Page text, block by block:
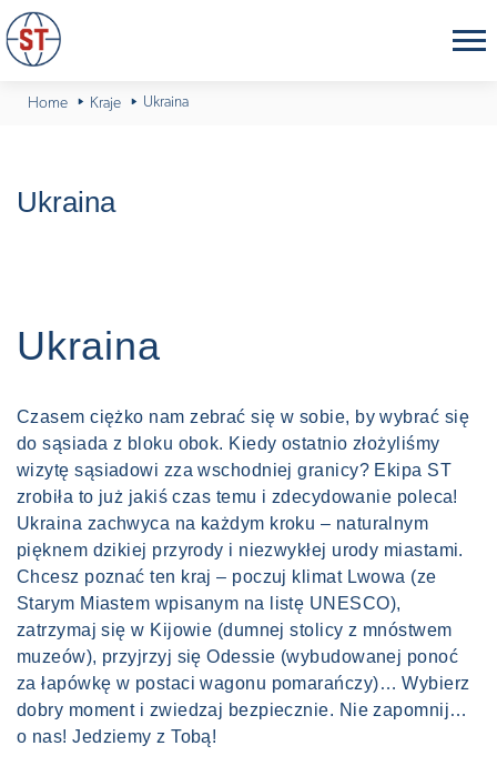
Home Kraje Ukraina
Ukraina
Ukraina
Czasem ciężko nam zebrać się w sobie, by wybrać się
do sąsiada z bloku obok. Kiedy ostatnio złożyliśmy
wizytę sąsiadowi zza wschodniej granicy? Ekipa ST
zrobiła to już jakiś czas temu i zdecydowanie poleca!
Ukraina zachwyca na każdym kroku – naturalnym
pięknem dzikiej przyrody i niezwykłej urody miastami.
Chcesz poznać ten kraj – poczuj klimat Lwowa (ze
Starym Miastem wpisanym na listę UNESCO),
zatrzymaj się w Kijowie (dumnej stolicy z mnóstwem
muzeów), przyjrzyj się Odessie (wybudowanej ponoć
za łapówkę w postaci wagonu pomarańczy)… Wybierz
dobry moment i zwiedzaj bezpiecznie. Nie zapomnij…
o nas! Jedziemy z Tobą!